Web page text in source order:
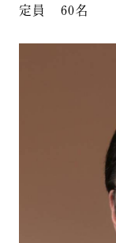
定員 60名